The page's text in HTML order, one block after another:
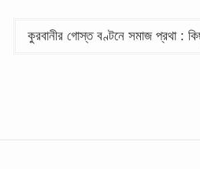
কুরবানীর গোস্ত বণ্টনে সমাজ প্রথা :